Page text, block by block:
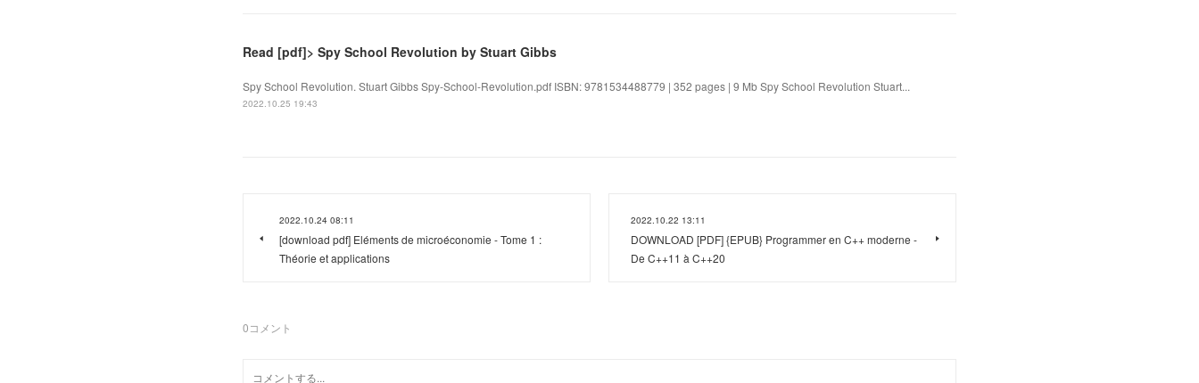
Read [pdf]> Spy School Revolution by Stuart Gibbs
Spy School Revolution. Stuart Gibbs Spy-School-Revolution.pdf ISBN: 9781534488779 | 352 pages | 9 Mb Spy School Revolution Stuart...
2022.10.25 19:43
2022.10.24 08:11
[download pdf] Eléments de microéconomie - Tome 1 :
Théorie et applications
2022.10.22 13:11
DOWNLOAD [PDF] {EPUB} Programmer en C++ moderne -
De C++11 à C++20
0コメント